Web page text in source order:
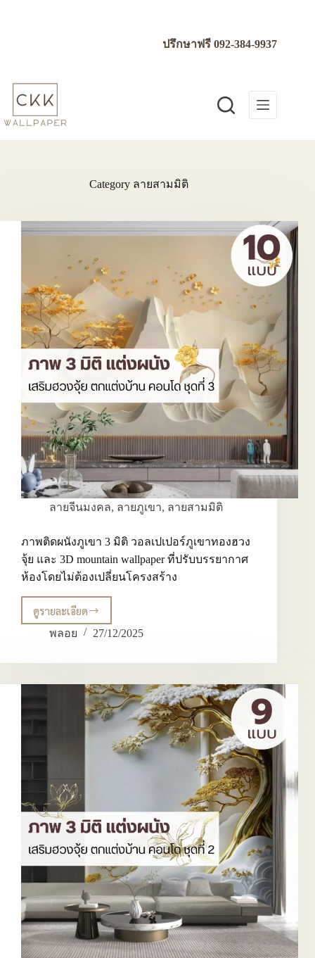
ปรึกษาฟรี092-384-9937
Categoryลายสามมิติ
ลายจีนมงคล, ลายภูเขา, ลายสามมิติ
ภาพติดผนังภูเขา 3 มิติ วอลเปเปอร์ภูเขาทองฮวง
จุ้ย และ 3D mountain wallpaper ที่ปรับบรรยากาศ
ห้องโดยไม่ต้องเปลี่ยนโครงสร้าง
ดูรายละเอียด
ภาพ
ติด
มิติ
วอลเปเปอร์
และ
3D
mountain
wallpaper
ที่
ปรับ
บรรยากาศ
ห้อง
โดย
ไม่
ต้อง
เปลี่ยน
โครงสร้าง
พลอย 27/12/2025